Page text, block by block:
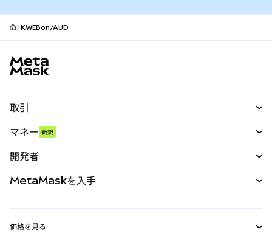
KWEBon/AUD
取引
パーペチュアル
RWA
マネー 新規
開発者
MetaMaskを入手
価格を見る